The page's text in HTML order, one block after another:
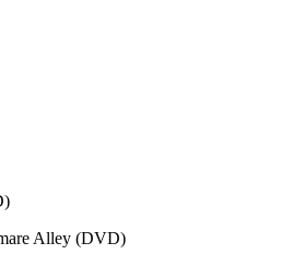
Alley (DVD)